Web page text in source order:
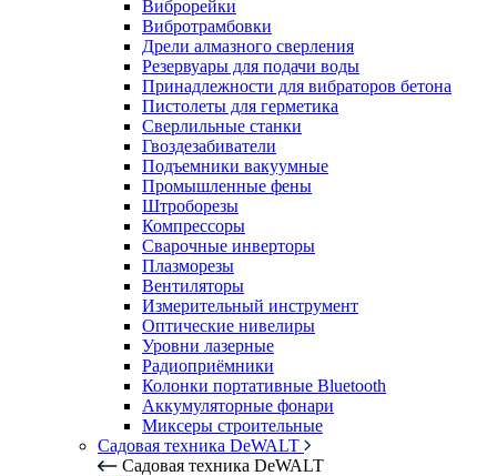
Виброрейки
Вибротрамбовки
Дрели алмазного сверления
Резервуары для подачи воды
Принадлежности для вибраторов бетона
Пистолеты для герметика
Сверлильные станки
Гвоздезабиватели
Подъемники вакуумные
Промышленные фены
Штроборезы
Компрессоры
Сварочные инверторы
Плазморезы
Вентиляторы
Измерительный инструмент
Оптические нивелиры
Уровни лазерные
Радиоприёмники
Колонки портативные Bluetooth
Аккумуляторные фонари
Миксеры строительные
Садовая техника DeWALT
Садовая техника DeWALT